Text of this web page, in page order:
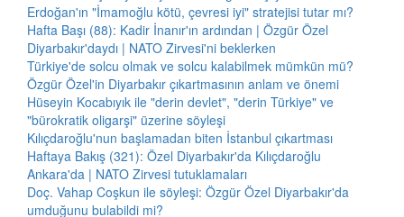
Erdoğan'ın "İmamoğlu kötü, çevresi iyi" stratejisi tutar mı?
Hafta Başı (88): Kadir İnanır'ın ardından | Özgür Özel
Diyarbakır'daydı | NATO Zirvesi'ni beklerken
Türkiye'de solcu olmak ve solcu kalabilmek mümkün mü?
Özgür Özel'in Diyarbakır çıkartmasının anlam ve önemi
Hüseyin Kocabıyık ile "derin devlet", "derin Türkiye" ve
"bürokratik oligarşi" üzerine söyleşi
Kılıçdaroğlu'nun başlamadan biten İstanbul çıkartması
Haftaya Bakış (321): Özel Diyarbakır'da Kılıçdaroğlu
Ankara'da | NATO Zirvesi tutuklamaları
Doç. Vahap Coşkun ile söyleşi: Özgür Özel Diyarbakır'da
umduğunu bulabildi mi?